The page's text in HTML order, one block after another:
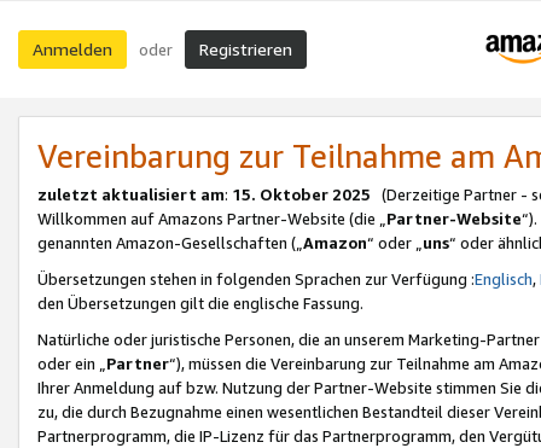
Anmelden oder Registrieren
Vereinbarung zur Teilnahme am
zuletzt aktualisiert am: 15. Oktober 2025 (Derzeitige Partner -
Willkommen auf Amazons Partner-Website (die „Partner-Website
genannten Amazon-Gesellschaften („Amazon“ oder „uns“ oder
Übersetzungen stehen in folgenden Sprachen zur Verfügung :Englisch,
den Übersetzungen gilt die englische Fassung.
Natürliche oder juristische Personen, die an unserem Marketing-
oder ein „Partner“), müssen die Vereinbarung zur Teilnahme am
Ihrer Anmeldung auf bzw. Nutzung der Partner-Website stimmen Sie
zu, die durch Bezugnahme einen wesentlichen Bestandteil dieser
Partnerprogramm, die IP-Lizenz für das Partnerprogramm, den